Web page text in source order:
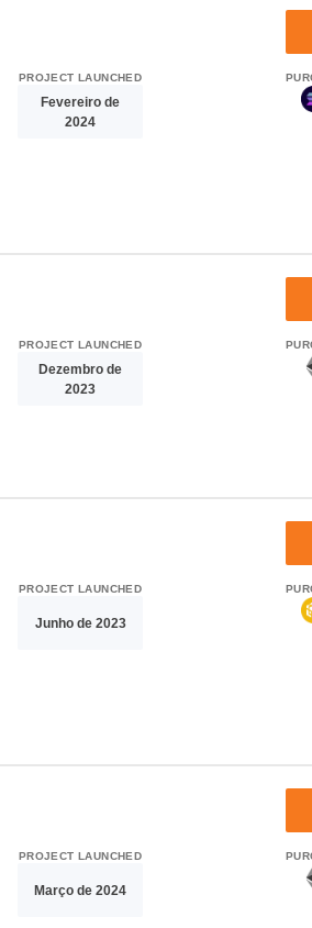
PROJECT LAUNCHED
Fevereiro de
2024
PROJECT LAUNCHED
Dezembro de
2023
PROJECT LAUNCHED
Junho de 2023
PROJECT LAUNCHED
Março de 2024